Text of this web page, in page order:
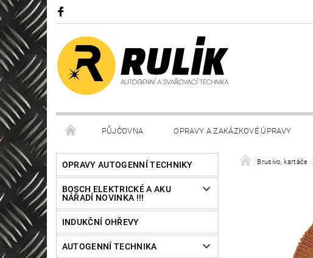
PŮJČOVNA OPRAVY A ZAKÁZKOVÉ ÚPRAVY
OPRAVY AUTOGENNÍ TECHNIKY
BOSCH ELEKTRICKÉ A AKU
NÁŘADÍ NOVINKA !!!
INDUKČNÍ OHŘEVY
AUTOGENNÍ TECHNIKA
Brusivo, kartáče